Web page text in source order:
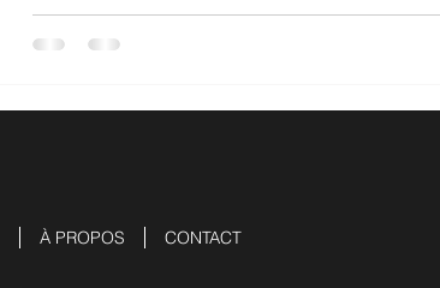
À PROPOS CONTACT